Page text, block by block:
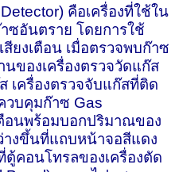
คือเครื่องที่ใช้ใน
ซอันตราย โดยการใช้
สียงเตือน เมื่อตรวจพบก๊าซ
ของเครื่องตรวจวัดแก๊ส
เครื่องตรวจจับแก๊สที่ติด
วบคุมก๊าซ Gas
อนพร้อมบอกปริมาณของ
างขึ้นที่แถบหน้าจอสีแดง
คอนโทรลของเครื่องตัด